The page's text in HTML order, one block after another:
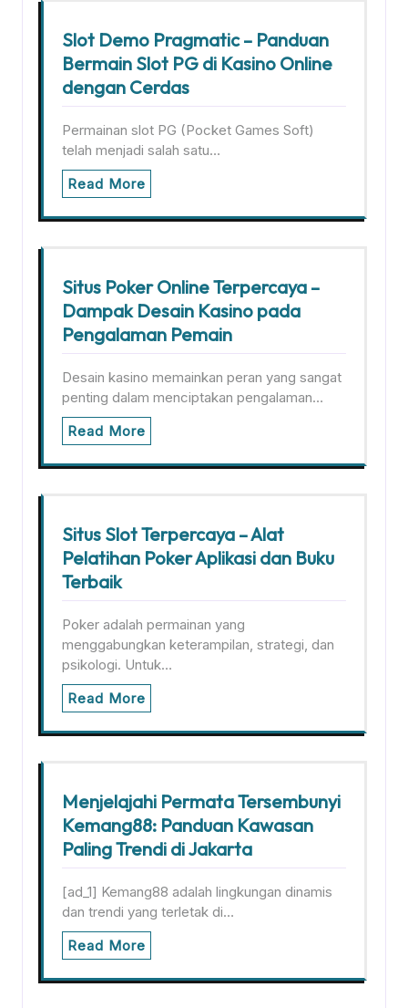
Slot Demo Pragmatic – Panduan
Bermain Slot PG di Kasino Online
dengan Cerdas
Permainan slot PG (Pocket Games Soft)
telah menjadi salah satu…
Read More
Situs Poker Online Terpercaya –
Dampak Desain Kasino pada
Pengalaman Pemain
Desain kasino memainkan peran yang sangat
penting dalam menciptakan pengalaman…
Read More
Situs Slot Terpercaya – Alat
Pelatihan Poker Aplikasi dan Buku
Terbaik
Poker adalah permainan yang
menggabungkan keterampilan, strategi, dan
psikologi. Untuk…
Read More
Menjelajahi Permata Tersembunyi
Kemang88: Panduan Kawasan
Paling Trendi di Jakarta
[ad_1] Kemang88 adalah lingkungan dinamis
dan trendi yang terletak di…
Read More